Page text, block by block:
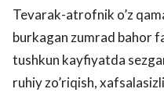
Tevarak-atrofnik o’z
burkagan zumrad bahor
tushkun kayfiyatda
ruhiy zo’riqish,